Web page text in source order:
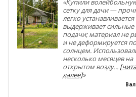
«Купили
сетку для дачи —
легко устанавливается
выдерживает сильные
подачи; материал не
и не деформируется
солнцем.
несколько месяцев на
открытом возду...
далее]»